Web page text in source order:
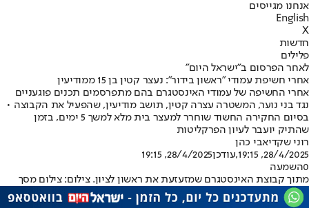
אנחנו מגייסים
English
X
חדשות
פלילים
לאחר הפרסום ב"ישראל היום"
אחרי חשיפת עמודי ״ראשון בידור״: נעצר קטין בן 15 ממודיעין
אחרי החשיפה של עמודי האינסטגרם בהם מתפרסמים תכנים פוגעניים
נגד בני נוער, המשטרה עצרה קטין, תושב מודיעין, שהפעיל את הקבוצה •
בסיום החקירה החשוד שוחרר למעצר בית מלא למשך 5 ימים, בזמן
שהתיק יועבר לעיון הפרקליטות
רוני שקדיאבי כהן
28/4/2025, 19:15
,עודכן28/4/2025, 19:15
0השמעה
מתוך קבוצת האינסטגרם שמזעזעת את ראשון לציון. צילום: צילום מסך